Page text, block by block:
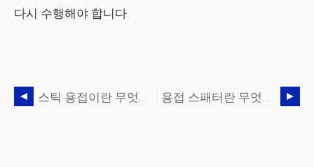
다시 수행해야 합니다.
스틱 용접이란 무엇입니까?- 장비 및 수행 방법 용접 스패터란 무엇이며 이를 줄이는 방법은 무엇입니까?